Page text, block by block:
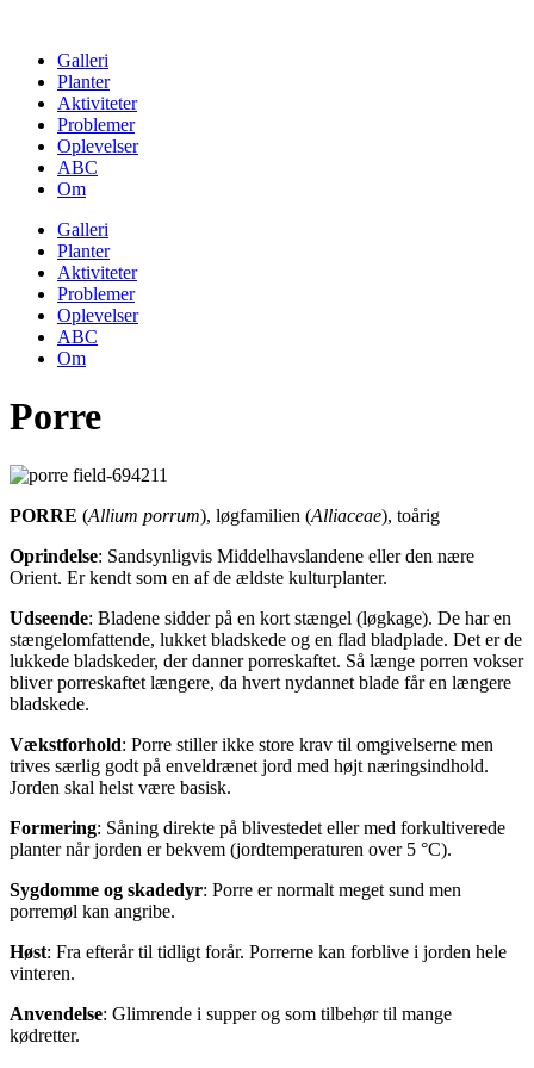
contentGalleri
Planter
Aktiviteter
Problemer
Oplevelser
ABC
Om
Galleri
Planter
Aktiviteter
Problemer
Oplevelser
ABC
Om
Porre
PORRE (Allium porrum), løgfamilien (Alliaceae), toårig
Oprindelse: Sandsynligvis Middelhavslandene eller den nære
Orient. Er kendt som en af de ældste kulturplanter.
Udseende: Bladene sidder på en kort stængel (løgkage). De har en
stængelomfattende, lukket bladskede og en flad bladplade. Det er de
lukkede bladskeder, der danner porreskaftet. Så længe porren vokser
bliver porreskaftet længere, da hvert nydannet blade får en længere
bladskede.
Vækstforhold: Porre stiller ikke store krav til omgivelserne men
trives særlig godt på enveldrænet jord med højt næringsindhold.
Jorden skal helst være basisk.
Formering: Såning direkte på blivestedet eller med forkultiverede
planter når jorden er bekvem (jordtemperaturen over 5 °C).
Sygdomme og skadedyr: Porre er normalt meget sund men
porremøl kan angribe.
Høst: Fra efterår til tidligt forår. Porrerne kan forblive i jorden hele
vinteren.
Anvendelse: Glimrende i supper og som tilbehør til mange
kødretter.